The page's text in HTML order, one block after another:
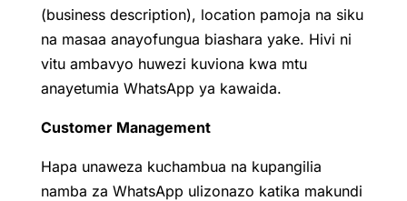
(business description), location pamoja na siku
na masaa anayofungua biashara yake. Hivi ni
vitu ambavyo huwezi kuviona kwa mtu
anayetumia WhatsApp ya kawaida.
Customer Management
Hapa unaweza kuchambua na kupangilia
namba za WhatsApp ulizonazo katika makundi